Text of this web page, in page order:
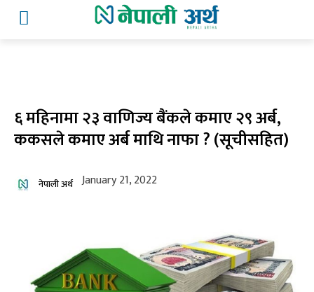
६ महिनामा २३ वाणिज्य बैंकले कमाए २९ अर्ब,
ककसले कमाए अर्ब माथि नाफा ? (सूचीसहित)
नेपाली अर्थ January 21, 2022